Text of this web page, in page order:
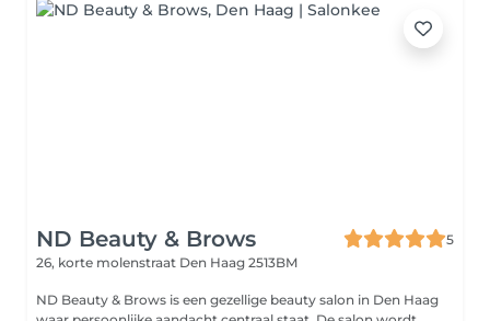
ND Beauty & Brows
5
26, korte molenstraat Den Haag 2513BM
ND Beauty & Brows is een gezellige beauty salon in Den Haag